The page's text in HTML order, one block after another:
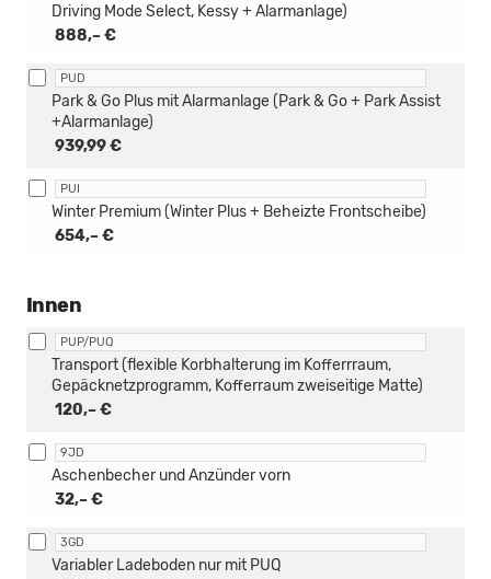
888,– €
Driving Mode Select, Kessy + Alarmanlage)
PUD
939,99 €
Park & Go Plus mit Alarmanlage (Park & Go + Park Assist
+Alarmanlage)
PUI
654,– €
Winter Premium (Winter Plus + Beheizte Frontscheibe)
Innen
PUP/PUQ
120,– €
Transport (flexible Korbhalterung im Kofferrraum,
Gepäcknetzprogramm, Kofferraum zweiseitige Matte)
9JD
32,– €
Aschenbecher und Anzünder vorn
3GD
Variabler Ladeboden nur mit PUQ